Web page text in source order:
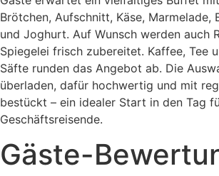
Brötchen, Aufschnitt, Käse, Marmelade,
und Joghurt. Auf Wunsch werden auch
Spiegelei frisch zubereitet. Kaffee, Tee
Säfte runden das Angebot ab. Die
überladen, dafür hochwertig und mit
bestückt – ein idealer Start in den Tag
Geschäftsreisende.
Gäste-